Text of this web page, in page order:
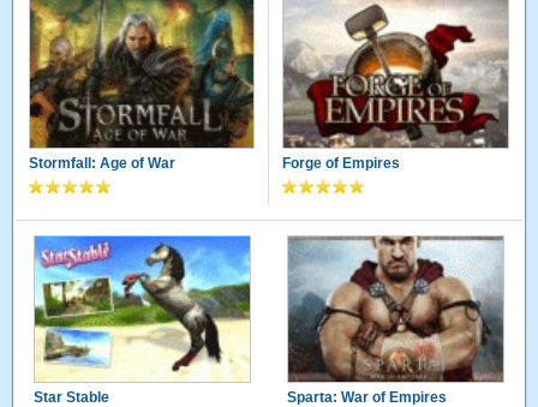
Stormfall: Age of War Forge of Empires
Star Stable Sparta: War of Empires